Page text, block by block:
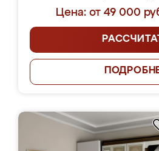
Цена: от 49 000